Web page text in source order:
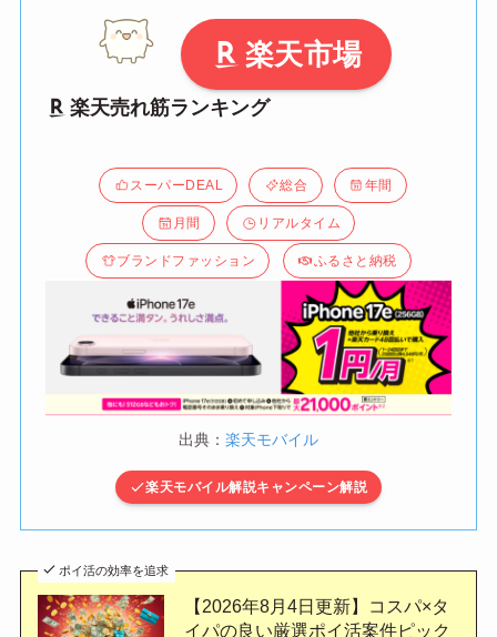
楽天市場
楽天売れ筋ランキング
スーパーDEAL 総合 年間
月間 リアルタイム
ブランドファッション ふるさと納税
出典： 楽天モバイル
楽天モバイル解説キャンペーン解説
ポイ活の効率を追求
【2026年8月4日更新】コスパ×タ
イパの良い厳選ポイ活案件ピック